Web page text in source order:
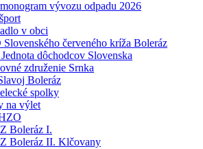
vývozu odpadu 2026
v obci
Slovenského červeného kríža Boleráz
dôchodcov Slovenska
združenie Srnka
Boleráz
spolky
na výlet
Boleráz I.
Boleráz II. Klčovany